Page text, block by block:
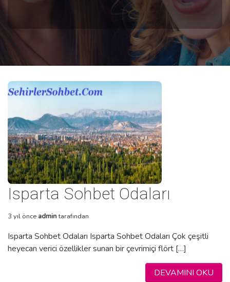
Isparta Sohbet Odaları
3 yıl önce admintarafından
Isparta Sohbet Odaları Isparta Sohbet Odaları Çok çeşitli
heyecan verici özellikler sunan bir çevrimiçi flört […]
DEVAMINI OKU